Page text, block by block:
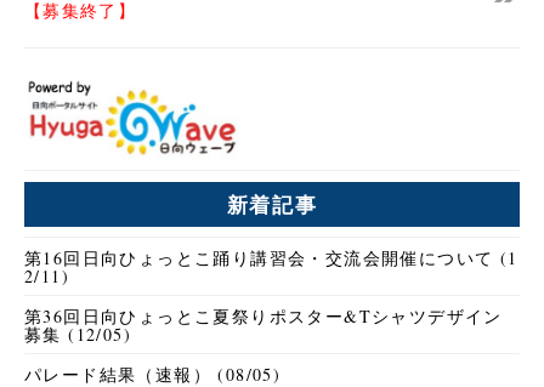
【募集終了】
新着記事
第16回日向ひょっとこ踊り講習会・交流会開催について (1
2/11)
第36回日向ひょっとこ夏祭りポスター&Tシャツデザイン
募集 (12/05)
パレード結果（速報） (08/05)